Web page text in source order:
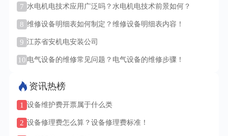
7 水电机电技术应用广泛吗？水电机电技术前景如何？
8 维修设备明细表如何制定？维修设备明细表内容！
9 江苏省安机电安装公司
10 电气设备的维修常见问题？电气设备的维修步骤！
资讯热榜
1 设备维护费开票属于什么类
2 设备修理费怎么算？设备修理费标准！